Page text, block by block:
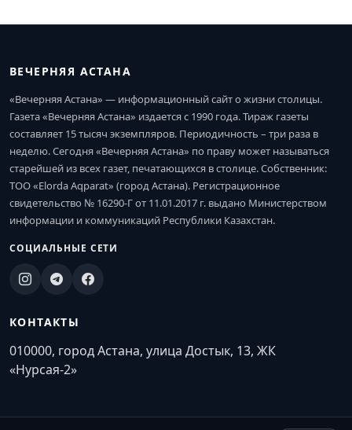
ВЕЧЕРНЯЯ АСТАНА
«Вечерняя Астана» — информационный сайт о жизни столицы.
Газета «Вечерняя Астана» издается с 1990 года. Тираж газеты
составляет 15 тысяч экземпляров. Периодичность – три раза в
неделю. Сегодня «Вечерняя Астана» по праву может называться
старейшей из всех газет, печатающихся в столице. Собственник:
ТОО «Elorda Aqparat» (город Астана). Регистрационное
свидетельство № 16290-Г от 11.01.2017 г. выдано Министерством
информации и коммуникаций Республики Казахстан.
СОЦИАЛЬНЫЕ СЕТИ
КОНТАКТЫ
010000, город Астана, улица Достык, 13, ЖК
«Нурсая-2»